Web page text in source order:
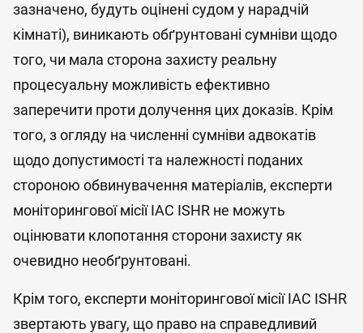
зазначено, будуть оцінені судом у нарадчій
кімнаті), виникають обґрунтовані сумніви щодо
того, чи мала сторона захисту реальну
процесуальну можливість ефективно
заперечити проти долучення цих доказів. Крім
того, з огляду на численні сумніви адвокатів
щодо допустимості та належності поданих
стороною обвинувачення матеріалів, експерти
моніторингової місії IAC ISHR не можуть
оцінювати клопотання сторони захисту як
очевидно необґрунтовані.
Крім того, експерти моніторингової місії IAC ISHR
звертають увагу, що право на справедливий